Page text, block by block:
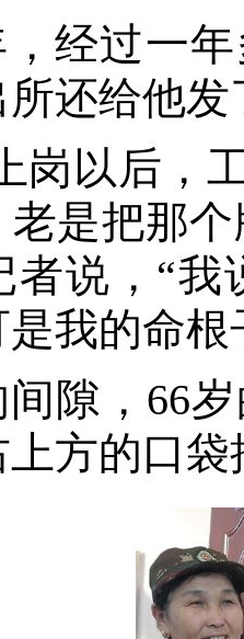
，经过一
还给他发
岗以后，
是把那
者说，“
我的命根
隙，66
上方的口